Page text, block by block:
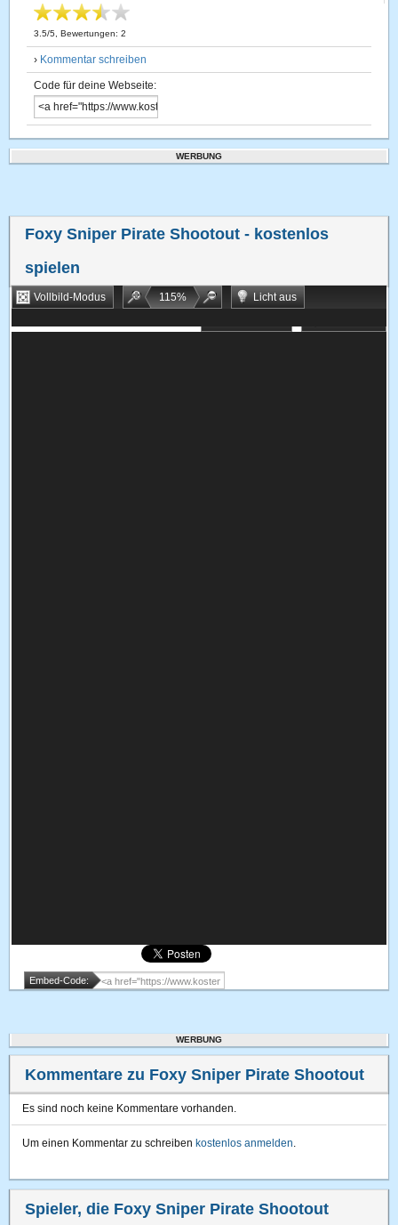
3.5/5 , Bewertungen:2
› Kommentar schreiben
Code für deine Webseite:
WERBUNG
Foxy Sniper Pirate Shootout - kostenlos
spielen
Vollbild-Modus 115%
Licht aus
Embed-Code:
WERBUNG
Kommentare zu Foxy Sniper Pirate Shootout
Es sind noch keine Kommentare vorhanden.
Um einen Kommentar zu schreiben kostenlos anmelden.
Spieler, die Foxy Sniper Pirate Shootout